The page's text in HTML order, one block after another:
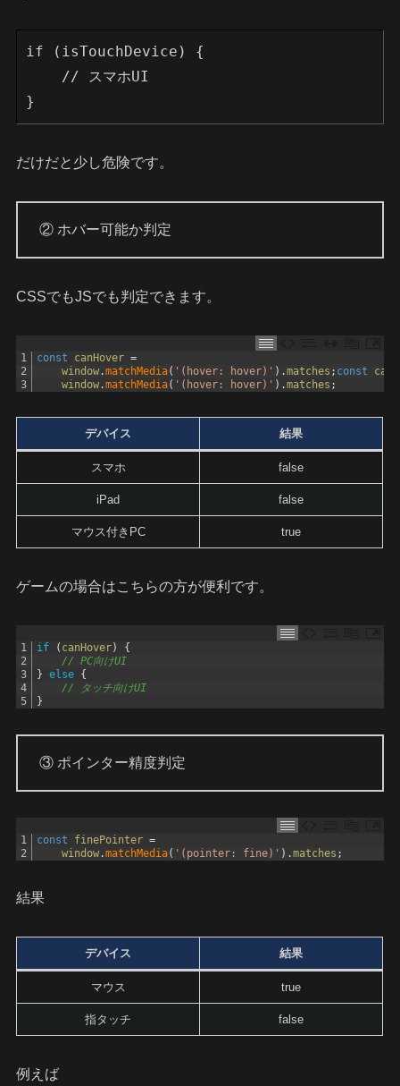
if (isTouchDevice) {
    // スマホUI
}
だけだと少し危険です。
② ホバー可能か判定
CSSでもJSでも判定できます。
1
2
3
const canHover =
window .matchMedia( '(hover: hover)' ) .matches ; const
window .matchMedia( '(hover: hover)' ) .matches ;
デバイス 結果
スマホ false
iPad false
マウス付きPC true
ゲームの場合はこちらの方が便利です。
1
2
3
4
5
if ( canHover)
{
// PC向けUI
} else {
// タッチ向けUI
}
③ ポインター精度判定
1
2
const finePointer =
window .matchMedia( '(pointer: fine)' ) .matches ;
結果
デバイス 結果
マウス true
指タッチ false
例えば